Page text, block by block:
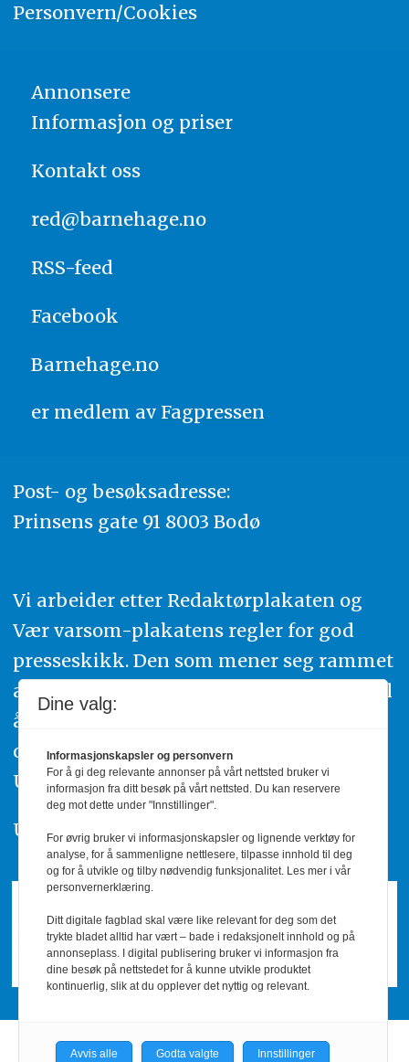
Personvern/Cookies
Annonsere
Informasjon og priser
Kontakt oss
red@barnehage.no
RSS-feed
Facebook
Barnehage.no
er medlem av Fagpressen
Post- og besøksadresse:
Prinsens gate 91 8003 Bodø
Vi arbeider etter Redaktørplakaten og
Vær varsom-plakatens regler for god
presseskikk. Den som mener seg rammet
av urettmessig publisering, oppfordres til
å ta kontakt med redaksjonen. Du kan
også klage inn saker til Pressens Faglige
Utvalg,www.pfu.no.
Utgiver: PBL
Dine valg:
Informasjonskapsler og personvern
For å gi deg relevante annonser på vårt nettsted bruker vi
informasjon fra ditt besøk på vårt nettsted. Du kan reservere
deg mot dette under "Innstillinger".
For øvrig bruker vi informasjonskapsler og lignende verktøy for
analyse, for å sammenligne nettlesere, tilpasse innhold til deg
og for å utvikle og tilby nødvendig funksjonalitet. Les mer i vår
personvernerklæring.
Ditt digitale fagblad skal være like relevant for deg som det
trykte bladet alltid har vært – bade i redaksjonelt innhold og på
annonseplass. I digital publisering bruker vi informasjon fra
dine besøk på nettstedet for å kunne utvikle produktet
kontinuerlig, slik at du opplever det nyttig og relevant.
Avvis alle Godta valgte Innstillinger